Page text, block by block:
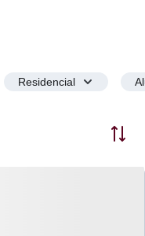
Residencial
Ordenar